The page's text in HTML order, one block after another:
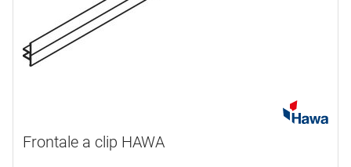
Frontale a clip HAWA